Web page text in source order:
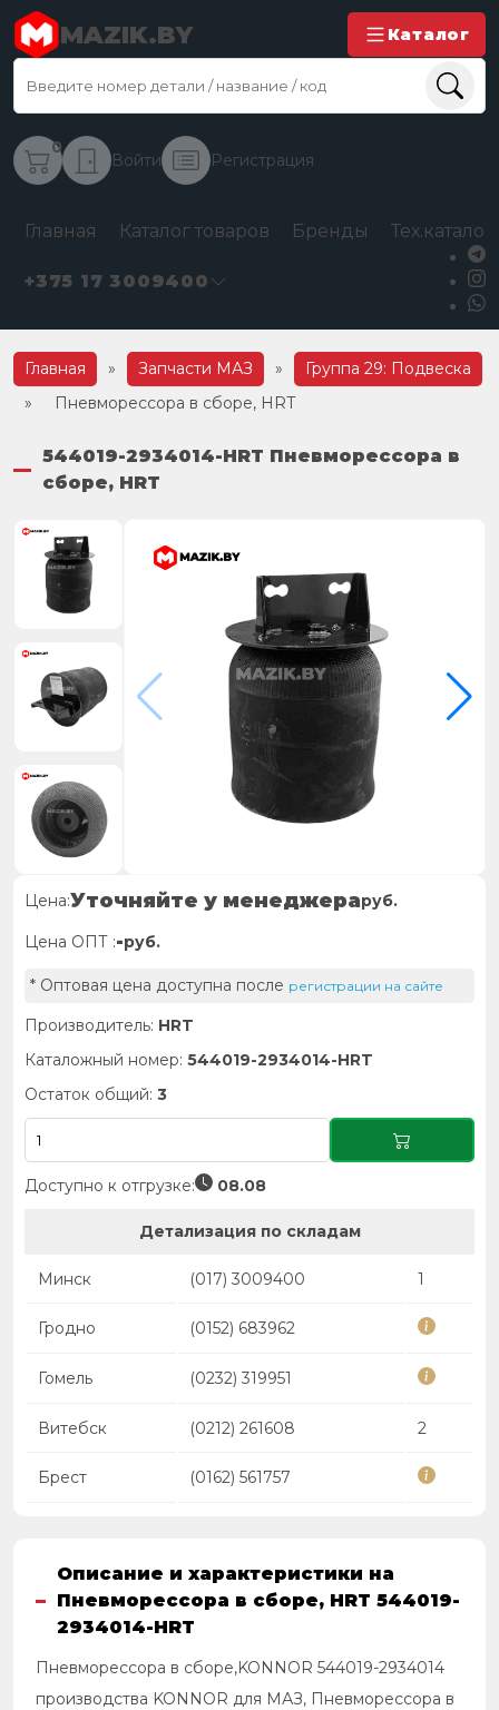
MAZIK.BY Каталог
0
Войти Регистрация
Главная Каталог товаров Бренды
+375 17 3009400
Главная » Запчасти МАЗ »
Группа 29: Подвеска
»
Пневморессора в сборе, HRT
544019-2934014-HRT Пневморессора в
сборе, HRT
Цена:Уточняйте у менеджераруб.
Цена ОПТ :-руб.
* Оптовая цена доступна после регистрации на сайте
Производитель: HRT
Каталожный номер: 544019-2934014-HRT
Остаток общий: 3
Доступно к отгрузке: 08.08
Детализация по складам
Минск (017) 3009400 1
Гродно (0152) 683962
Гомель (0232) 319951
Витебск (0212) 261608 2
Брест (0162) 561757
Описание и характеристики на
Пневморессора в сборе, HRT 544019-
2934014-HRT
Пневморессора в сборе,KONNOR 544019-2934014
производства KONNOR для МАЗ, Пневморессора в